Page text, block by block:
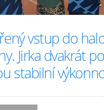
vstup do
Jirka dvakrát
stabilní